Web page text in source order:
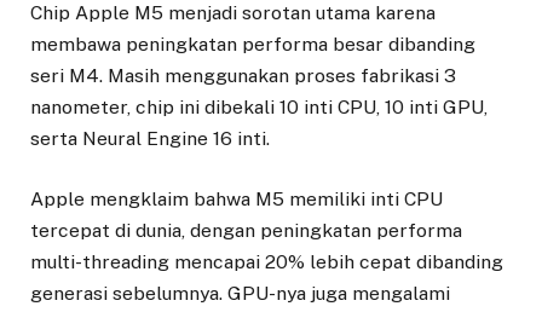
Chip Apple M5 menjadi sorotan utama karena
membawa peningkatan performa besar dibanding
seri M4. Masih menggunakan proses fabrikasi 3
nanometer, chip ini dibekali 10 inti CPU, 10 inti GPU,
serta Neural Engine 16 inti.
Apple mengklaim bahwa M5 memiliki inti CPU
tercepat di dunia, dengan peningkatan performa
multi-threading mencapai 20% lebih cepat dibanding
generasi sebelumnya. GPU-nya juga mengalami